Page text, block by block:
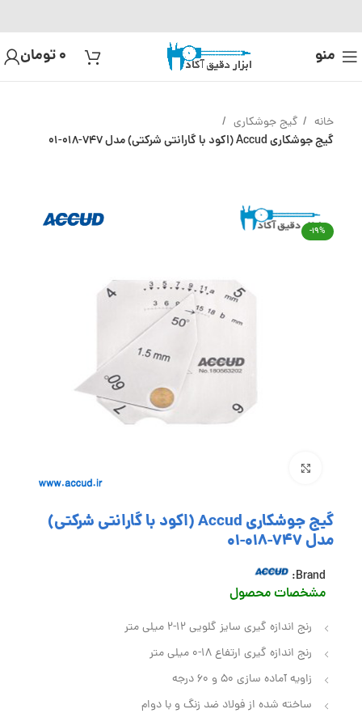
منو 0تومان
خانه گیج جوشکاری
گیج جوشکاری Accud (اکود با گارانتی شرکتی) مدل 747-018-01
-19%
گیج جوشکاری Accud (اکود با گارانتی شرکتی)
مدل 747-018-01
Brand:
مشخصات محصول
رنج اندازه گیری سایز گلویی 12-2 میلی متر
رنج اندازه گیری ارتفاع 18-0 میلی متر
زاویه آماده سازی 50 و 60 درجه
ساخته شده از فولاد ضد زنگ و با دوام